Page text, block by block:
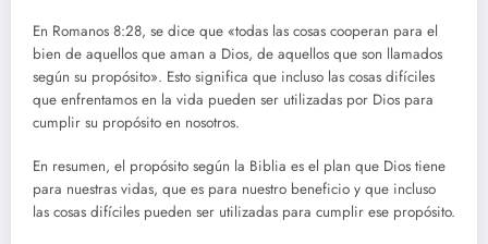
En Romanos 8:28, se dice que «todas las cosas cooperan para el
bien de aquellos que aman a Dios, de aquellos que son llamados
según su propósito». Esto significa que incluso las cosas difíciles
que enfrentamos en la vida pueden ser utilizadas por Dios para
cumplir su propósito en nosotros.
En resumen, el propósito según la Biblia es el plan que Dios tiene
para nuestras vidas, que es para nuestro beneficio y que incluso
las cosas difíciles pueden ser utilizadas para cumplir ese propósito.